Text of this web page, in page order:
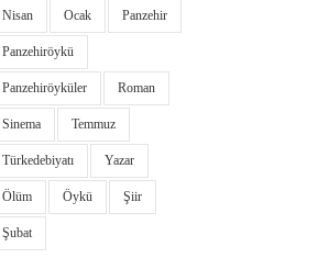
Nisan Ocak Panzehir
Panzehiröykü
Panzehiröyküler Roman
Sinema Temmuz
Türkedebiyatı Yazar
Ölüm Öykü Şiir
Şubat